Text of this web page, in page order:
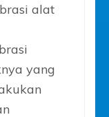
alat
yang